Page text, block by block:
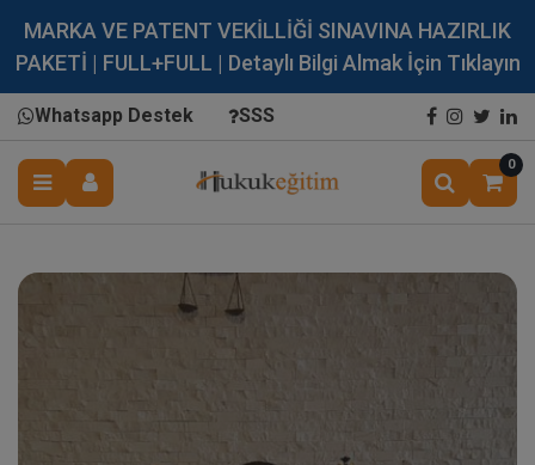
MARKA VE PATENT VEKİLLİĞİ SINAVINA HAZIRLIK
PAKETİ | FULL+FULL | Detaylı Bilgi Almak İçin Tıklayın
Whatsapp Destek SSS
0